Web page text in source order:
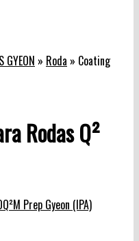
GYEON » Roda » Coating
Rodas Q²
Q²M Prep Gyeon (IPA)